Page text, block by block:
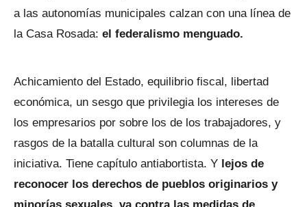
a las autonomías municipales calzan con una línea de
la Casa Rosada: el federalismo menguado.
Achicamiento del Estado, equilibrio fiscal, libertad
económica, un sesgo que privilegia los intereses de
los empresarios por sobre los de los trabajadores, y
rasgos de la batalla cultural son columnas de la
iniciativa. Tiene capítulo antiabortista. Y lejos de
reconocer los derechos de pueblos originarios y